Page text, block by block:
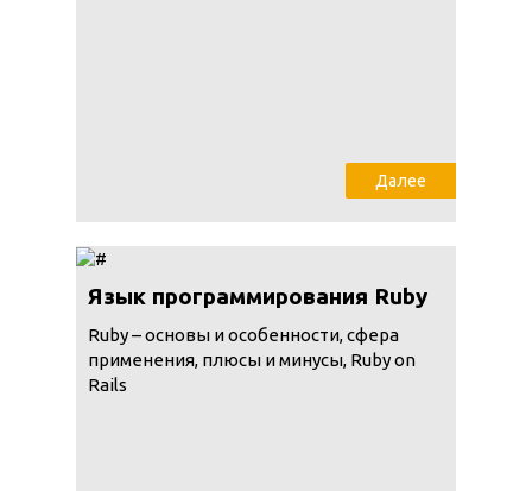
Далее
Язык программирования Ruby
Ruby – основы и особенности, сфера
применения, плюсы и минусы, Ruby on
Rails